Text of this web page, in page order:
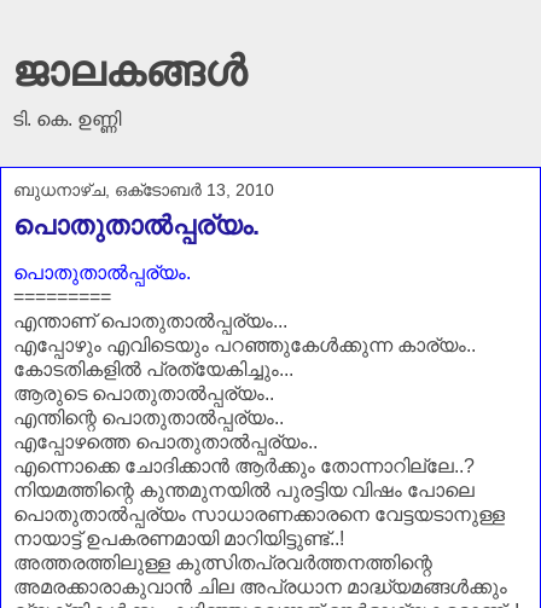
ജാലകങ്ങൾ
ടി. കെ. ഉണ്ണി
ബുധനാഴ്‌ച, ഒക്‌ടോബർ 13, 2010
പൊതുതാൽപ്പര്യം.
പൊതുതാൽപ്പര്യം.
=========
എന്താണ്‌ പൊതുതാൽപ്പര്യം...
എപ്പോഴും എവിടെയും പറഞ്ഞുകേൾക്കുന്ന കാര്യം..
കോടതികളിൽ പ്രത്യേകിച്ചും...
ആരുടെ പൊതുതാൽപ്പര്യം..
എന്തിന്റെ പൊതുതാൽപ്പര്യം..
എപ്പോഴത്തെ പൊതുതാൽപ്പര്യം..
എന്നൊക്കെ ചോദിക്കാൻ ആർക്കും തോന്നാറില്ലേ..?
നിയമത്തിന്റെ കുന്തമുനയിൽ പുരട്ടിയ വിഷം പോലെ
പൊതുതാൽപ്പര്യം സാധാരണക്കാരനെ വേട്ടയടാനുള്ള
നായാട്ട്‌ ഉപകരണമായി മാറിയിട്ടുണ്ട്‌..!
അത്തരത്തിലുള്ള കുത്സിതപ്രവർത്തനത്തിന്റെ
അമരക്കാരാകുവാൻ ചില അപ്രധാന മാദ്ധ്യമങ്ങൾക്കും